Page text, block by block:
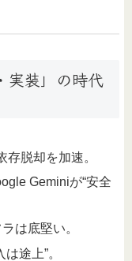
実装」の時代
脱却を加速。
Geminiが“安全
は底堅い。
途上”。